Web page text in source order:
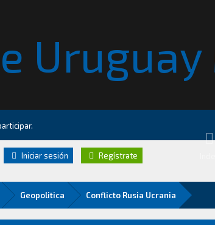
Iniciar sesión Regístrate
Geopolitica Conflicto Rusia Ucrania